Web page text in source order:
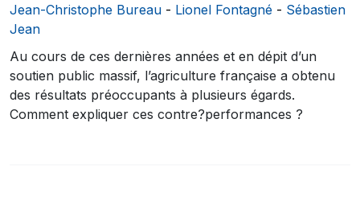
Jean-Christophe Bureau - Lionel Fontagné - Sébastien
Jean
Au cours de ces dernières années et en dépit d’un
soutien public massif, l’agriculture française a obtenu
des résultats préoccupants à plusieurs égards.
Comment expliquer ces contre?performances ?